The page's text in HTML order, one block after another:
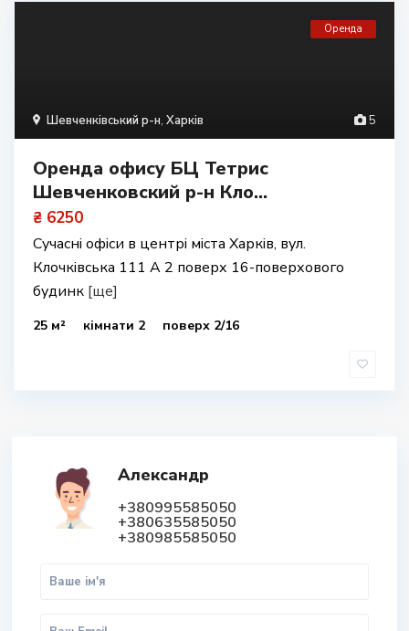
5
Шевченківський р-н, Харків
Оренда
Оренда офису БЦ Тетрис
Шевченковский р-н Кло...
₴ 6250
Сучасні офіси в центрі міста Харків, вул.
Клочківська 111 А 2 поверх 16-поверхового
будинк [ще]
25 м² кімнати 2 поверх 2/16
Александр
+380995585050
+380635585050
+380985585050